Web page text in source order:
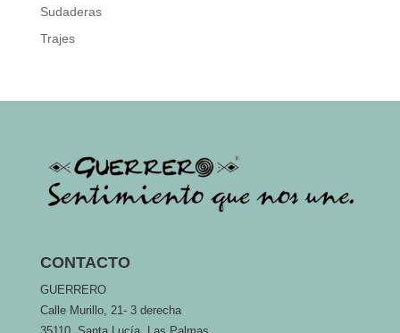
Sudaderas
Trajes
CONTACTO
GUERRERO
Calle Murillo, 21- 3 derecha